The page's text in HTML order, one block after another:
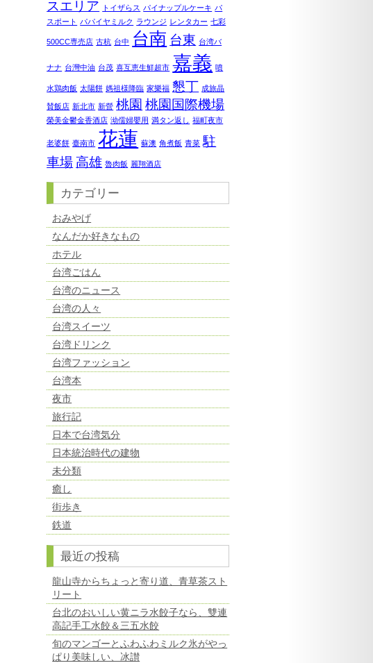
スエリア トイザらス パイナップルケーキ パ
スポート パパイヤミルク ラウンジ レンタカー 七彩
500CC専売店 古杭 台中 台南 台東 台湾バ
ナナ 台灣中油 台茂 喜互恵生鮮超市 嘉義 噴
水鶏肉飯 太陽餅 媽祖様降臨 家樂福 懇丁 成旅晶
賛飯店 新北市 新營 桃園 桃園国際機場
榮美金鬱金香酒店 泑儒婦嬰用 満タン返し 福町夜市
老婆餅 臺南市 花蓮 蘇澳 角煮飯 青菜 駐
車場 高雄 魯肉飯 麗翔酒店
カテゴリー
おみやげ
なんだか好きなもの
ホテル
台湾ごはん
台湾のニュース
台湾の人々
台湾スイーツ
台湾ドリンク
台湾ファッション
台湾本
夜市
旅行記
日本で台湾気分
日本統治時代の建物
未分類
癒し
街歩き
鉄道
最近の投稿
龍山寺からちょっと寄り道、青草茶スト
リート
台北のおいしい黄ニラ水餃子なら、雙連
高記手工水餃＆三五水餃
旬のマンゴーとふわふわミルク氷がやっ
ぱり美味しい、冰讃